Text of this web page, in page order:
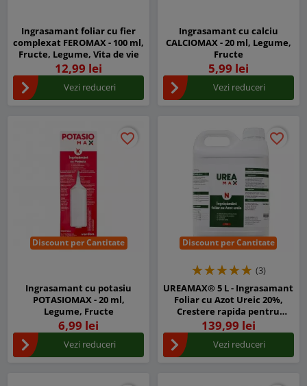
Ingrasamant foliar cu fier
complexat FEROMAX - 100 ml,
Fructe, Legume, Vita de vie
12,99 lei
Vezi reduceri
Ingrasamant cu calciu
CALCIOMAX - 20 ml, Legume,
Fructe
5,99 lei
Vezi reduceri
Discount per Cantitate
favorite_border
favorite_border
Ingrasamant cu potasiu
POTASIOMAX - 20 ml,
Legume, Fructe
6,99 lei
Vezi reduceri
Discount per Cantitate
favorite_border
favorite_border
(3)
UREAMAX® 5 L - Ingrasamant
Foliar cu Azot Ureic 20%,
Crestere rapida pentru
Legume, Porumb, Cereale,
Pomi si Vita de Vie
139,99 lei
Vezi reduceri